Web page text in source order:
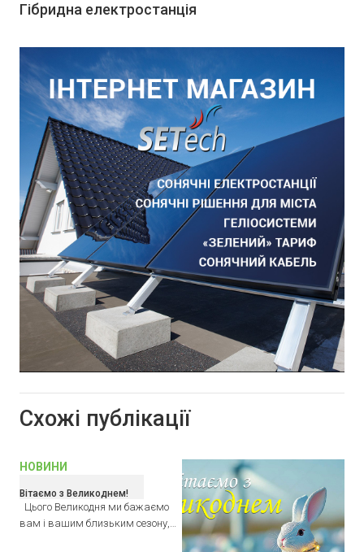
Гібридна електростанція
Схожі публікації
НОВИНИ
Вітаємо з Великоднем!
Цього Великодня ми бажаємо
вам і вашим близьким сезону,…